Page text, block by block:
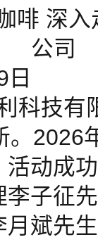
啡 深
公司
科技有
。2026
活动成
子征
斌先